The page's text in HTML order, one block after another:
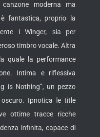
canzone moderna ma
è fantastica, proprio la
i Winger, sia per
timbro vocale. Altra
quale la performance
Intima e riflessiva
is Nothing”, un pezzo
Ipnotica le title
ottime tracce ricche
infinita, capace di